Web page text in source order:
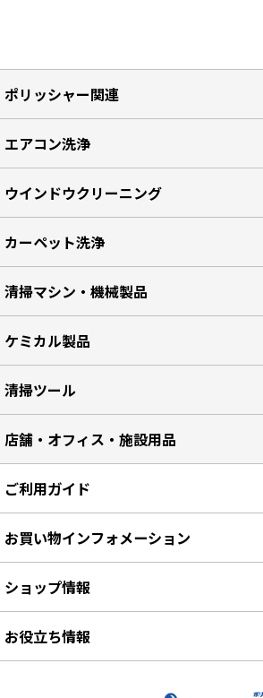
ポリッシャー関連
エアコン洗浄
ウインドウクリーニング
カーペット洗浄
清掃マシン・機械製品
ケミカル製品
清掃ツール
店舗・オフィス・施設用品
ご利用ガイド
お買い物インフォメーション
ショップ情報
お役立ち情報